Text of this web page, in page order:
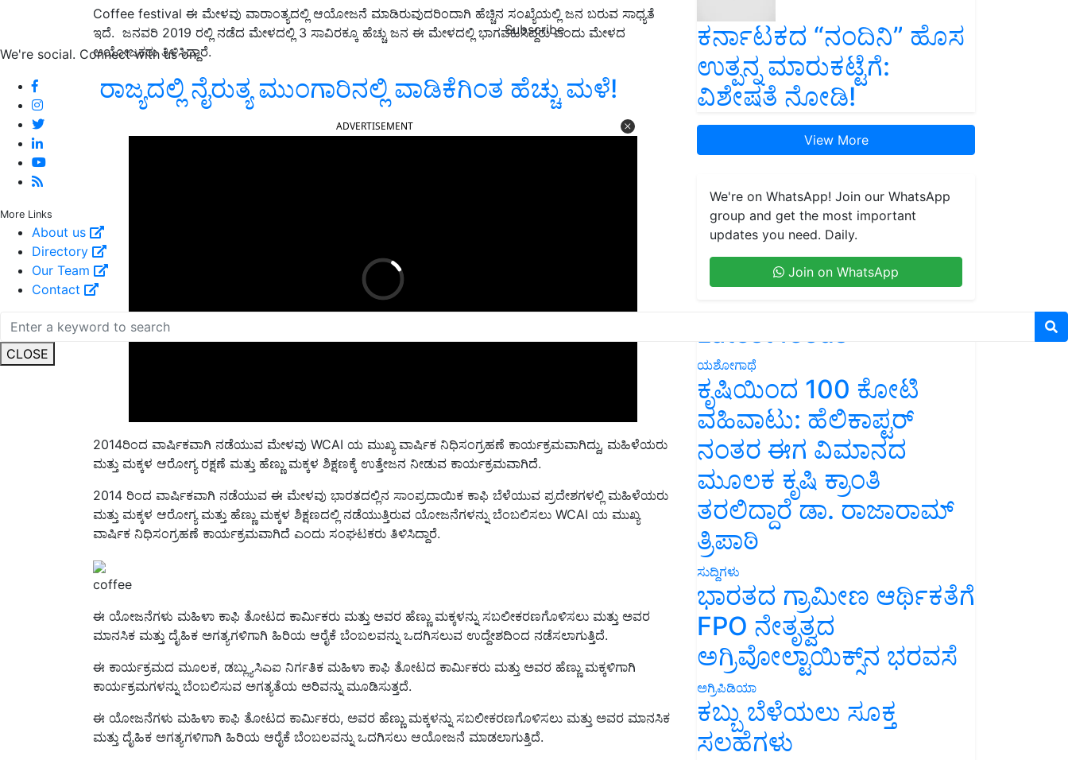
Subscribe
We're social. Connect with us on:
More Links
About us
Directory
Our Team
Contact
CLOSE
Coffee festival ಈ ಮೇಳವು ವಾರಾಂತ್ಯದಲ್ಲಿ ಆಯೋಜನೆ ಮಾಡಿರುವುದರಿಂದಾಗಿ ಹೆಚ್ಚಿನ ಸಂಖ್ಯೆಯಲ್ಲಿ ಜನ ಬರುವ ಸಾಧ್ಯತೆ
ಇದೆ. ಜನವರಿ 2019 ರಲ್ಲಿ ನಡೆದ ಮೇಳದಲ್ಲಿ 3 ಸಾವಿರಕ್ಕೂ ಹೆಚ್ಚು ಜನ ಈ ಮೇಳದಲ್ಲಿ ಭಾಗವಹಿಸಿದ್ದರು ಎಂದು ಮೇಳದ
ಆಯೋಜಕರು ತಿಳಿಸಿದ್ದಾರೆ.
ರಾಜ್ಯದಲ್ಲಿ ನೈರುತ್ಯ ಮುಂಗಾರಿನಲ್ಲಿ ವಾಡಿಕೆಗಿಂತ ಹೆಚ್ಚು ಮಳೆ!
ADVERTISEMENT
2014ರಿಂದ ವಾರ್ಷಿಕವಾಗಿ ನಡೆಯುವ ಮೇಳವು WCAI ಯ ಮುಖ್ಯ ವಾರ್ಷಿಕ ನಿಧಿಸಂಗ್ರಹಣೆ ಕಾರ್ಯಕ್ರಮವಾಗಿದ್ದು, ಮಹಿಳೆಯರು
ಮತ್ತು ಮಕ್ಕಳ ಆರೋಗ್ಯ ರಕ್ಷಣೆ ಮತ್ತು ಹೆಣ್ಣು ಮಕ್ಕಳ ಶಿಕ್ಷಣಕ್ಕೆ ಉತ್ತೇಜನ ನೀಡುವ ಕಾರ್ಯಕ್ರಮವಾಗಿದೆ.
2014 ರಿಂದ ವಾರ್ಷಿಕವಾಗಿ ನಡೆಯುವ ಈ ಮೇಳವು ಭಾರತದಲ್ಲಿನ ಸಾಂಪ್ರದಾಯಿಕ ಕಾಫಿ ಬೆಳೆಯುವ ಪ್ರದೇಶಗಳಲ್ಲಿ ಮಹಿಳೆಯರು
ಮತ್ತು ಮಕ್ಕಳ ಆರೋಗ್ಯ ಮತ್ತು ಹೆಣ್ಣು ಮಕ್ಕಳ ಶಿಕ್ಷಣದಲ್ಲಿ ನಡೆಯುತ್ತಿರುವ ಯೋಜನೆಗಳನ್ನು ಬೆಂಬಲಿಸಲು WCAI ಯ ಮುಖ್ಯ
ವಾರ್ಷಿಕ ನಿಧಿಸಂಗ್ರಹಣೆ ಕಾರ್ಯಕ್ರಮವಾಗಿದೆ ಎಂದು ಸಂಘಟಕರು ತಿಳಿಸಿದ್ದಾರೆ.
coffee
ಈ ಯೋಜನೆಗಳು ಮಹಿಳಾ ಕಾಫಿ ತೋಟದ ಕಾರ್ಮಿಕರು ಮತ್ತು ಅವರ ಹೆಣ್ಣು ಮಕ್ಕಳನ್ನು ಸಬಲೀಕರಣಗೊಳಿಸಲು ಮತ್ತು ಅವರ
ಮಾನಸಿಕ ಮತ್ತು ದೈಹಿಕ ಅಗತ್ಯಗಳಿಗಾಗಿ ಹಿರಿಯ ಆರೈಕೆ ಬೆಂಬಲವನ್ನು ಒದಗಿಸಲುವ ಉದ್ದೇಶದಿಂದ ನಡೆಸಲಾಗುತ್ತಿದೆ.
ಈ ಕಾರ್ಯಕ್ರಮದ ಮೂಲಕ, ಡಬ್ಲ್ಯುಸಿಎಐ ನಿರ್ಗತಿಕ ಮಹಿಳಾ ಕಾಫಿ ತೋಟದ ಕಾರ್ಮಿಕರು ಮತ್ತು ಅವರ ಹೆಣ್ಣು ಮಕ್ಕಳಿಗಾಗಿ
ಕಾರ್ಯಕ್ರಮಗಳನ್ನು ಬೆಂಬಲಿಸುವ ಅಗತ್ಯತೆಯ ಅರಿವನ್ನು ಮೂಡಿಸುತ್ತದೆ.
ಈ ಯೋಜನೆಗಳು ಮಹಿಳಾ ಕಾಫಿ ತೋಟದ ಕಾರ್ಮಿಕರು, ಅವರ ಹೆಣ್ಣು ಮಕ್ಕಳನ್ನು ಸಬಲೀಕರಣಗೊಳಿಸಲು ಮತ್ತು ಅವರ ಮಾನಸಿಕ
ಮತ್ತು ದೈಹಿಕ ಅಗತ್ಯಗಳಿಗಾಗಿ ಹಿರಿಯ ಆರೈಕೆ ಬೆಂಬಲವನ್ನು ಒದಗಿಸಲು ಆಯೋಜನೆ ಮಾಡಲಾಗುತ್ತಿದೆ.
ಕರ್ನಾಟಕದ “ನಂದಿನಿ” ಹೊಸ
ಉತ್ಪನ್ನ ಮಾರುಕಟ್ಟೆಗೆ:
ವಿಶೇಷತೆ ನೋಡಿ!
View More
We're on WhatsApp! Join our WhatsApp
group and get the most important
updates you need. Daily.
Join on WhatsApp
Latest feeds
ಯಶೋಗಾಥೆ
ಕೃಷಿಯಿಂದ 100 ಕೋಟಿ
ವಹಿವಾಟು: ಹೆಲಿಕಾಪ್ಟರ್
ನಂತರ ಈಗ ವಿಮಾನದ
ಮೂಲಕ ಕೃಷಿ ಕ್ರಾಂತಿ
ತರಲಿದ್ದಾರೆ ಡಾ. ರಾಜಾರಾಮ್
ತ್ರಿಪಾಠಿ
ಸುದ್ದಿಗಳು
ಭಾರತದ ಗ್ರಾಮೀಣ ಆರ್ಥಿಕತೆಗೆ
FPO ನೇತೃತ್ವದ
ಅಗ್ರಿವೋಲ್ಟಾಯಿಕ್ಸ್‌ನ ಭರವಸೆ
ಅಗ್ರಿಪಿಡಿಯಾ
ಕಬ್ಬು ಬೆಳೆಯಲು ಸೂಕ್ತ
ಸಲಹೆಗಳು